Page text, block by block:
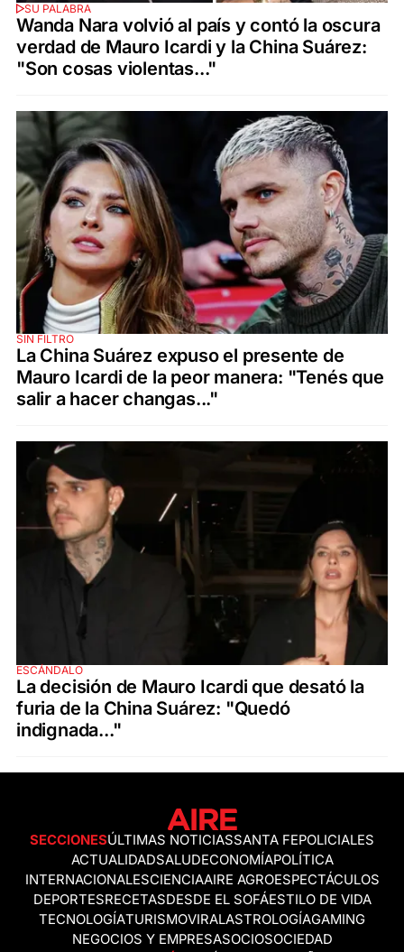
SU PALABRA
Wanda Nara volvió al país y contó la oscura
verdad de Mauro Icardi y la China Suárez:
"Son cosas violentas..."
SIN FILTRO
La China Suárez expuso el presente de
Mauro Icardi de la peor manera: "Tenés que
salir a hacer changas..."
ESCÁNDALO
La decisión de Mauro Icardi que desató la
furia de la China Suárez: "Quedó
indignada..."
SECCIONESÚLTIMAS NOTICIASSANTA FEPOLICIALES
ACTUALIDADSALUDECONOMÍAPOLÍTICA
INTERNACIONALESCIENCIAAIRE AGROESPECTÁCULOS
DEPORTESRECETASDESDE EL SOFÁESTILO DE VIDA
TECNOLOGÍATURISMOVIRALASTROLOGÍAGAMING
NEGOCIOS Y EMPRESASOCIOSOCIEDAD